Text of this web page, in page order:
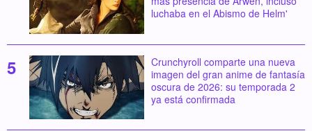
luchaba en el Abismo de Helm'
Crunchyroll comparte una nueva
imagen del gran anime de fantasía
oscura de 2026: su temporada 2
ya está confirmada